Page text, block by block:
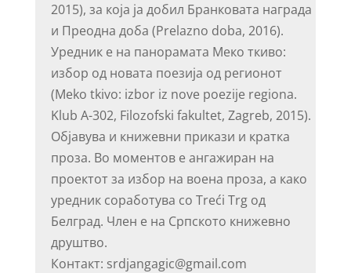
2015), за која ја добил Бранковата награда
и Преодна доба (Prelazno doba, 2016).
Уредник е на панорамата Меко ткиво:
избор од новата поезија од регионот
(Meko tkivo: izbor iz nove poezije regiona.
Klub A-302, Filozofski fakultet, Zagreb, 2015).
Објавува и книжевни прикази и кратка
проза. Во моментов е ангажиран на
проектот за избор на воена проза, а како
уредник соработува со Treći Trg од
Белград. Член е на Српското книжевно
друштво.
Контакт: srdjangagic@gmail.com